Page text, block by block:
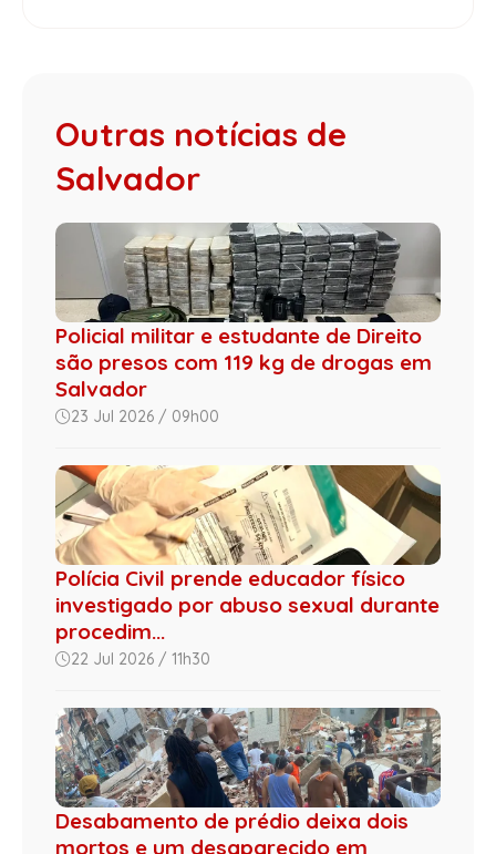
Outras notícias de
Salvador
Policial militar e estudante de Direito
são presos com 119 kg de drogas em
Salvador
23 Jul 2026 / 09h00
Polícia Civil prende educador físico
investigado por abuso sexual durante
procedim...
22 Jul 2026 / 11h30
Desabamento de prédio deixa dois
mortos e um desaparecido em